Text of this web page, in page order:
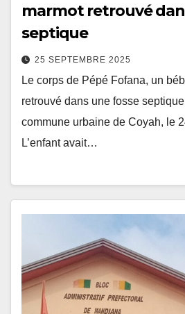
marmot retrouvé
septique
25 SEPTEMBRE 2025
Le corps de Pépé Fofana, un
retrouvé dans une fosse
commune urbaine de Coyah, le
L’enfant avait…